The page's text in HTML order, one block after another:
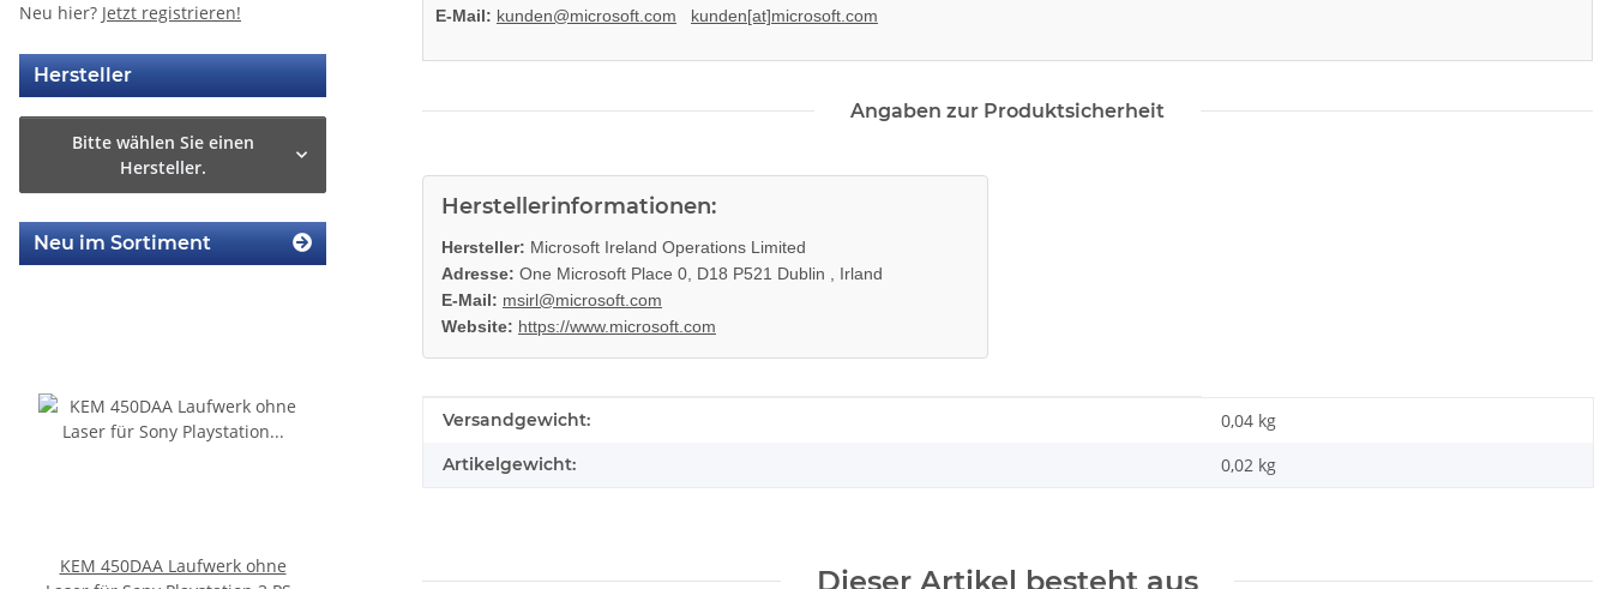
E-Mail: kunden@microsoft.com kunden[at]microsoft.com
Angaben zur Produktsicherheit
Herstellerinformationen:
Hersteller: Microsoft Ireland Operations Limited
Adresse: One Microsoft Place 0, D18 P521 Dublin , Irland
E-Mail: msirl@microsoft.com
Website: https://www.microsoft.com
Produkteigenschaft
Wert
Versandgewicht: 0,04 kg
Artikelgewicht: 0,02 kg
Dieser Artikel besteht aus
Neu hier? Jetzt registrieren!
Hersteller
Bitte wählen Sie einen
Hersteller.
Neu im Sortiment
KEM 450DAA Laufwerk ohne
Sony Playstation 3 KEM 450EAA